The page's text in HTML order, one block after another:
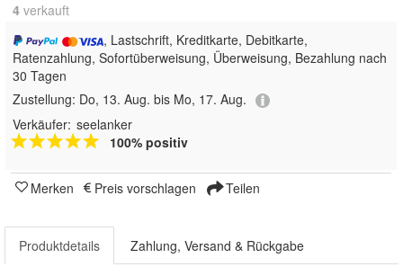
4 verkauft
, Lastschrift, Kreditkarte, Debitkarte,
Ratenzahlung, Sofortüberweisung, Überweisung, Bezahlung nach
30 Tagen
Zustellung: Do, 13. Aug. bis Mo, 17. Aug.
Verkäufer: seelanker
100% positiv
Merken Preis vorschlagen Teilen
Produktdetails Zahlung, Versand & Rückgabe